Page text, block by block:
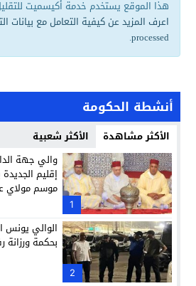
هذا الموقع يستخدم خدمة أكيسميت
اعرف المزيد عن كيفية التعامل مع بيانات
processed
.
أنشطة الحكومة
الأكثر مشاهدة الأكثر شعبية
1
والي جهة
إقليم
موسم مولاي
2
الوالي يونس
بحكمة